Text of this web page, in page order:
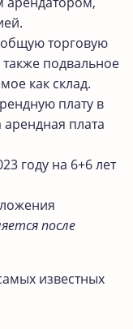
торговую
подвальное
как склад.
плату в
арендная плата
году на 6+6 лет
после
известных